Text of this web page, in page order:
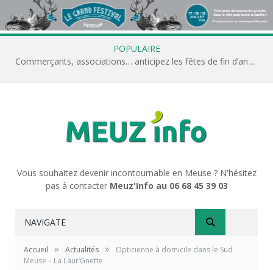
POPULAIRE
Commerçants, associations… anticipez les fêtes de fin d’année avec Meuz’Info
Vous souhaitez devenir incontournable en Meuse ? N'hésitez
pas à contacter Meuz'Info au 06 68 45 39 03
NAVIGATE
Accueil » Actualités »
Opticienne à domicile dans le Sud
Meuse – La Laur’Gnette